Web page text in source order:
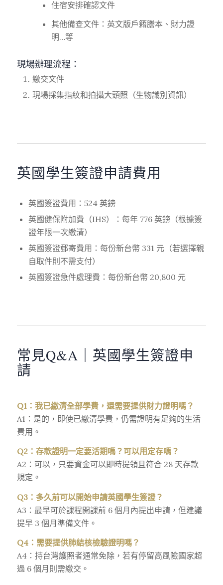
住宿安排確認文件
其他備查文件：英文版戶籍謄本、財力證
明…等
現場辦理流程：
繳交文件
現場採集指紋和拍攝大頭照（生物識別資訊）
英國學生簽證申請費用
英國簽證費用：524 英鎊
英國健保附加費（IHS）：每年 776 英鎊（根據簽
證年限一次繳清）
英國簽證郵寄費用：每份新台幣 331 元（若選擇親
自取件則不需支付）
英國簽證急件處理費：每份新台幣 20,800 元
常見Q&A｜英國學生簽證申
請
Q1：我已繳清全部學費，還需要提供財力證明嗎？
A1：是的，即使已繳清學費，仍需證明有足夠的生活
費用。
Q2：存款證明一定要活期嗎？可以用定存嗎？
A2：可以，只要資金可以即時提領且符合 28 天存款
規定。
Q3：多久前可以開始申請英國學生簽證？
A3：最早可於課程開課前 6 個月內提出申請，但建議
提早 3 個月準備文件。
Q4：需要提供肺結核檢驗證明嗎？
A4：持台灣護照者通常免除，若有停留高風險國家超
過 6 個月則需繳交。